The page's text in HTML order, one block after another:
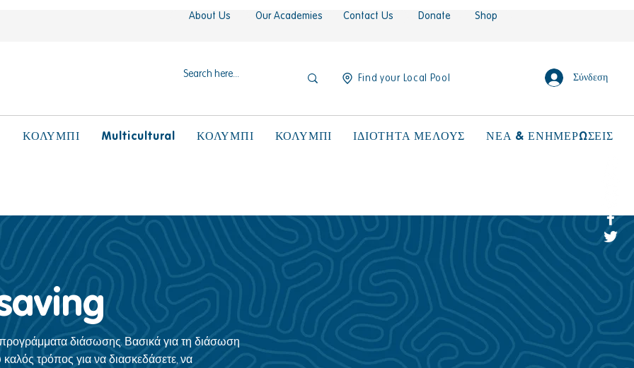
About Us Our Academies Contact Us Donate Shop
Find your Local Pool Σύνδεση
ΚΟΛΥΜΠΙ Multicultural ΚΟΛΥΜΠΙ ΚΟΛΥΜΠΙ ΙΔΙΟΤΗΤΑ ΜΕΛΟΥΣ ΝΕΑ & ΕΝΗΜΕΡΩΣΕΙΣ
διάσωσης. Βασικά για τη διάσωση
τρόπος για να διασκεδάσετε, να